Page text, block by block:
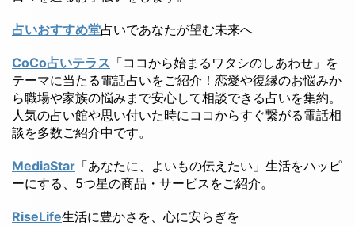
占いおすすめ堂占いであなたが望む未来へ
CoCo占いテラス 「ココから始まるワタシのしあわせ」を
テーマに当たる電話占いをご紹介！恋愛や復縁のお悩みか
ら職場や家族の悩みまで安心して相談できる占いを集約。
人気の占い館や思い付いた時にココからすぐ繋がる電話相
談を多数ご紹介中です。
MediaStar 「あなたに、よいもの伝えたい」生活をハッピ
ーにする、5つ星の商品・サービスをご紹介。
RiseLife生活に豊かさを、心に安らぎを